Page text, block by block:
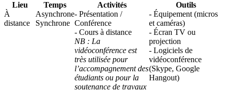
Lieu
Temps Activités
Outils
À
distance
Asynchrone
Synchrone
- Présentation /
Conférence
- Cours à distance
NB : La
vidéoconférence est
très utilisée pour
l’accompagnement des
étudiants ou pour la
soutenance de travaux
- Équipement (micros
et caméras)
- Écran TV ou
projection
- Logiciels de
vidéoconférence
(Skype, Google
Hangout)